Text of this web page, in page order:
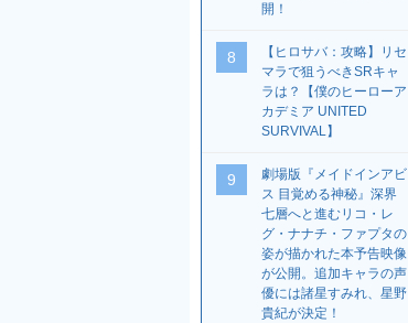
開！
8
【ヒロサバ：攻略】リセ
マラで狙うべきSRキャ
ラは？【僕のヒーローア
カデミア UNITED
SURVIVAL】
9
劇場版『メイドインアビ
ス 目覚める神秘』深界
七層へと進むリコ・レ
グ・ナナチ・ファプタの
姿が描かれた本予告映像
が公開。追加キャラの声
優には諸星すみれ、星野
貴紀が決定！